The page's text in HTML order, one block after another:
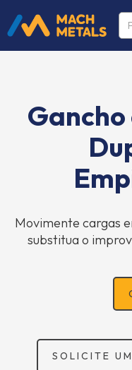
Movimente cargas
substitua o
SOLICITE